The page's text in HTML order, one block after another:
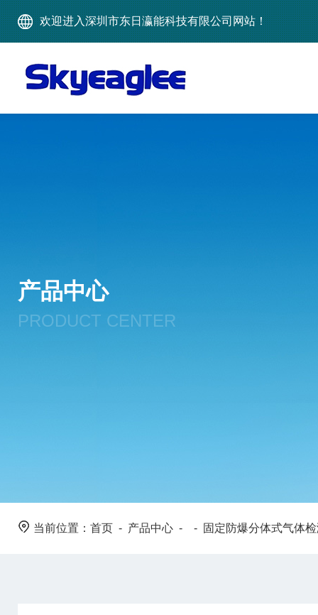
欢迎进入深圳市东日瀛能科技有限公司网站！
产品中心
PRODUCT CENTER
当前位置： 首页 - 产品中心 - - 固定防爆分体式气体